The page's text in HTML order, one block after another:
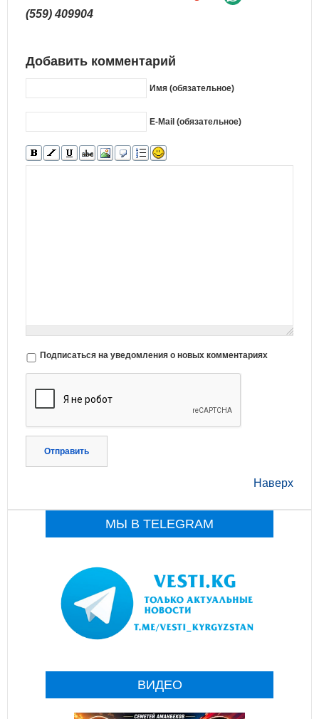
(559) 409904
Добавить комментарий
Имя (обязательное)
E-Mail (обязательное)
Подписаться на уведомления о новых комментариях
Отправить
Наверх
МЫ В TELEGRAM
ВИДЕО